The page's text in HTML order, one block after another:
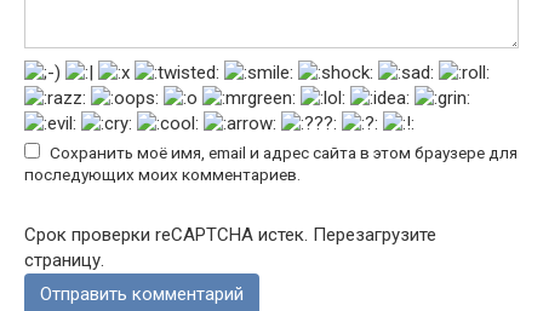
Сохранить моё имя, email и адрес сайта в этом браузере для
последующих моих комментариев.
Срок проверки reCAPTCHA истек. Перезагрузите
страницу.